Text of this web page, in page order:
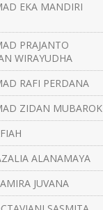
EKA MANDIRI
PRAJANTO
WIRAYUDHA
RAFI PERDANA
ZIDAN MUBAROK
ALANAMAYA
JUVANA